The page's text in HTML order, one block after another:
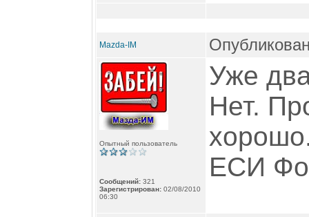
Mazda-IM
Опытный пользователь
Сообщений: 321
Зарегистрирован: 02/08/2010
06:30
Уже
Нет.
ЕСИ